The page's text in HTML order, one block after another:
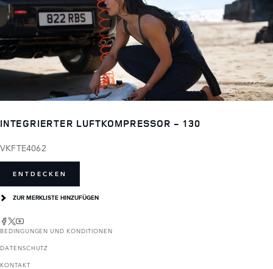
INTEGRIERTER LUFTKOMPRESSOR - 130
VKFTE4062
ENTDECKEN
ZUR MERKLISTE HINZUFÜGEN
BEDINGUNGEN UND KONDITIONEN
DATENSCHUTZ
KONTAKT